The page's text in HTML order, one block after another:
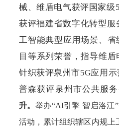
械、维盾电气获评国家级
获评福建省数字化转型服
工智能典型应用场景、
目等系列荣誉，指导维
针织获评泉州市5G应用
普森获评泉州市公共服务
升。 举办“AI引擎 智启洛江
活动，累计组织辖区内规上